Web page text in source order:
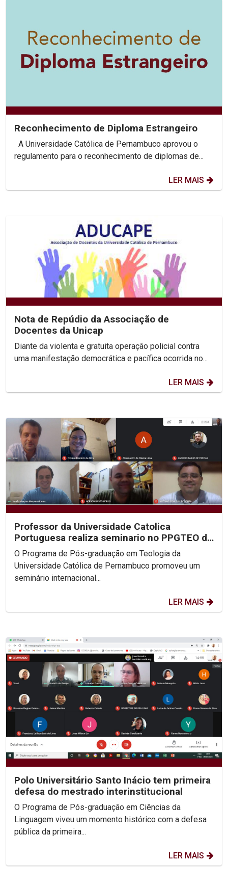
Reconhecimento de Diploma Estrangeiro
regulamento para o reconhecimento de diplomas de...
LER MAIS
Nota de Repúdio da Associação de
Docentes da Unicap
Diante da violenta e gratuita operação policial contra
uma manifestação democrática e pacífica ocorrida no...
LER MAIS
Professor da Universidade Catolica
Portuguesa realiza seminario no PPGTEO da
Unicap
O Programa de Pós-graduação em Teologia da
Universidade Católica de Pernambuco promoveu um
seminário internacional...
LER MAIS
Polo Universitário Santo Inácio tem primeira
defesa do mestrado interinstitucional
O Programa de Pós-graduação em Ciências da
Linguagem viveu um momento histórico com a defesa
pública da primeira...
LER MAIS